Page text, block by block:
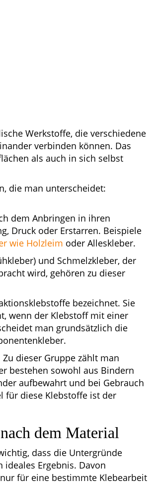
Werkstoffe, die verschiedene
verbinden können. Das
als auch in sich selbst
die man unterscheidet:
dem Anbringen in ihren
Druck oder Erstarren. Beispiele
wie Holzleim oder Alleskleber.
und Schmelzkleber, der
wird, gehören zu dieser
bezeichnet. Sie
wenn der Klebstoff mit einer
man grundsätzlich die
dieser Gruppe zählt man
bestehen sowohl aus Bindern
aufbewahrt und bei Gebrauch
für diese Klebstoffe ist der
dem Material
dass die Untergründe
Ergebnis. Davon
für eine bestimmte Klebearbeit